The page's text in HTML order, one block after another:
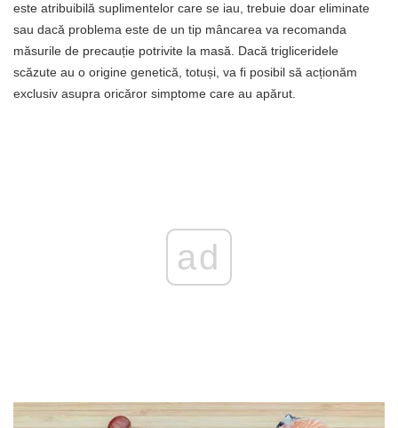
este atribuibilă suplimentelor care se iau, trebuie doar eliminate
sau dacă problema este de un tip mâncarea va recomanda
măsurile de precauție potrivite la masă. Dacă trigliceridele
scăzute au o origine genetică, totuși, va fi posibil să acționăm
exclusiv asupra oricăror simptome care au apărut.
ad